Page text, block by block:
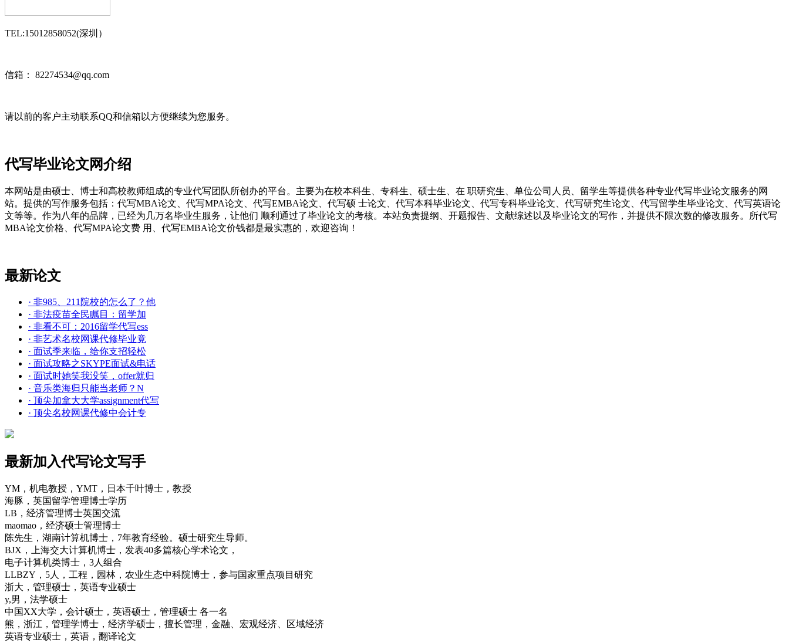
TEL:15012858052(深圳）
信箱： 82274534@qq.com
请以前的客户主动联系QQ和信箱以方便继续为您服务。
代写毕业论文网介绍
本网站是由硕士、博士和高校教师组成的专业代写团队所创办的平台。主要为在校本科生、专科生、硕士生、在 职研究生、单位公司人员、留学生等提供各种专业代写毕业论文服务的网
站。提供的写作服务包括：代写MBA论文、代写MPA论文、代写EMBA论文、代写硕 士论文、代写本科毕业论文、代写专科毕业论文、代写研究生论文、代写留学生毕业论文、代写英语论
文等等。作为八年的品牌，已经为几万名毕业生服务，让他们 顺利通过了毕业论文的考核。本站负责提纲、开题报告、文献综述以及毕业论文的写作，并提供不限次数的修改服务。所代写
MBA论文价格、代写MPA论文费 用、代写EMBA论文价钱都是最实惠的，欢迎咨询！
最新论文
· 非985、211院校的怎么了？他
· 非法疫苗全民瞩目：留学加
· 非看不可：2016留学代写ess
· 非艺术名校网课代修毕业竟
· 面试季来临，给你支招轻松
· 面试攻略之SKYPE面试&电话
· 面试时她笑我没笑，offer就归
· 音乐类海归只能当老师？N
· 顶尖加拿大大学assignment代写
· 顶尖名校网课代修中会计专
最新加入代写论文写手
YM，机电教授，YMT，日本千叶博士，教授
海豚，英国留学管理博士学历
LB，经济管理博士英国交流
maomao，经济硕士管理博士
陈先生，湖南计算机博士，7年教育经验。硕士研究生导师。
BJX，上海交大计算机博士，发表40多篇核心学术论文，
电子计算机类博士，3人组合
LLBZY，5人，工程，园林，农业生态中科院博士，参与国家重点项目研究
浙大，管理硕士，英语专业硕士
y,男，法学硕士
中国XX大学，会计硕士，英语硕士，管理硕士 各一名
熊，浙江，管理学博士，经济学硕士，擅长管理，金融、宏观经济、区域经济
英语专业硕士，英语，翻译论文